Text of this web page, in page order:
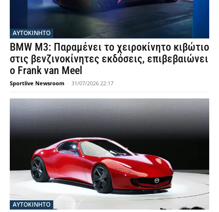
ΑΥΤΟΚΙΝΗΤΟ
BMW M3: Παραμένει το χειροκίνητο κιβώτιο
στις βενζινοκίνητες εκδόσεις, επιβεβαιώνει
ο Frank van Meel
Sportlive Newsroom - 31/07/2026 22:17
ΑΥΤΟΚΙΝΗΤΟ